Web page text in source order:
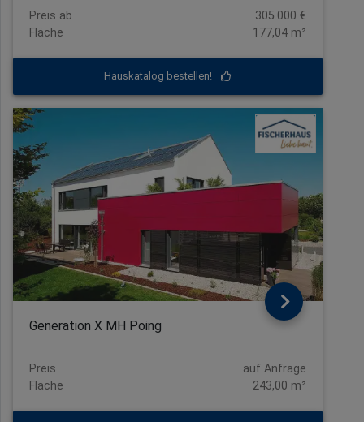
Preis ab
305.000 €
Fläche
177,04 m²
Hauskatalog bestellen!
Generation X MH Poing
Preis
auf Anfrage
Fläche
243,00 m²